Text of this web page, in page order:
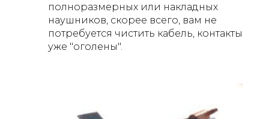
полноразмерных или накладных
наушников, скорее всего, вам не
потребуется чистить кабель, контакты
уже "оголены".